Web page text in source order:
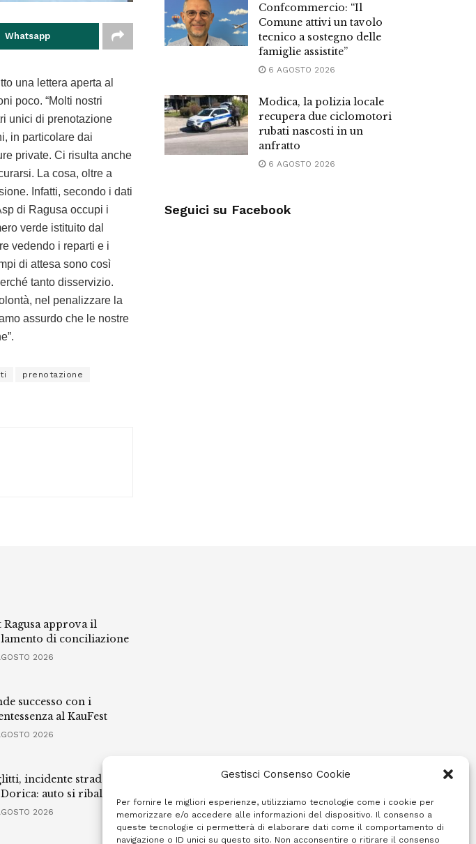
Gestisci Consenso Cookie
Per fornire le migliori esperienze, utilizziamo tecnologie come i cookie per
memorizzare e/o accedere alle informazioni del dispositivo. Il consenso a
queste tecnologie ci permetterà di elaborare dati come il comportamento di
navigazione o ID unici su questo sito. Non acconsentire o ritirare il consenso
Whatsapp
una lettera aperta al
poco. “Molti nostri
unici di prenotazione
in particolare dai
private. Ci risulta anche
La cosa, oltre a
Infatti, secondo i dati
di Ragusa occupi i
verde istituito dal
vedendo i reparti e i
di attesa sono così
tanto disservizio.
nel penalizzare la
assurdo che le nostre
prenotazione
Confcommercio: “Il
Comune attivi un tavolo
tecnico a sostegno delle
famiglie assistite”
6 AGOSTO 2026
Modica, la polizia locale
recupera due ciclomotori
rubati nascosti in un
anfratto
6 AGOSTO 2026
Seguici su Facebook
Ragusa approva il
di conciliazione
2026
successo con i
al KauFest
2026
incidente stradale a
auto si ribalta
2026